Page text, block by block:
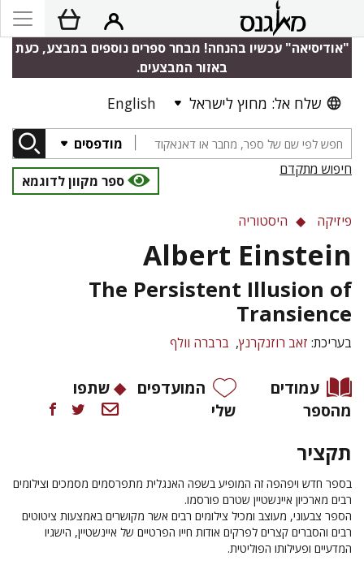
"אודיסיאה" עכשיו בהנחה! מבחר ספרים נוספים במבצע, כעת
באזור המבצעים.
שלח אל: מחוץ לישראל English
מודפסים
חיפוש מתקדם
ספר מקוון לדוגמא
פיזיקה היסטוריה
Albert Einstein
The Persistent Illusion of
Transience
בעריכת: זאב רוזנקרנץ ברברה וולף
עמודים
מהספר
המועדפים
שלי
שתפו
תקציר
בספר חדש ויפהפה זה המופיע בשפה האנגלית מתפרסמים מסמכים וצילומים
רבים מארכיון איינשטיין שטרם פורסמו.
הספר צבעוני, מעוצב ומכיל צילומים רבים אשר מקושרים באמצעות ציטוטים
רבים והסברים קצרים לפרקים אודות חייו הפרטיים של איינשטיין, הישגיו
המדעיים ופעילותו הפוליטית.